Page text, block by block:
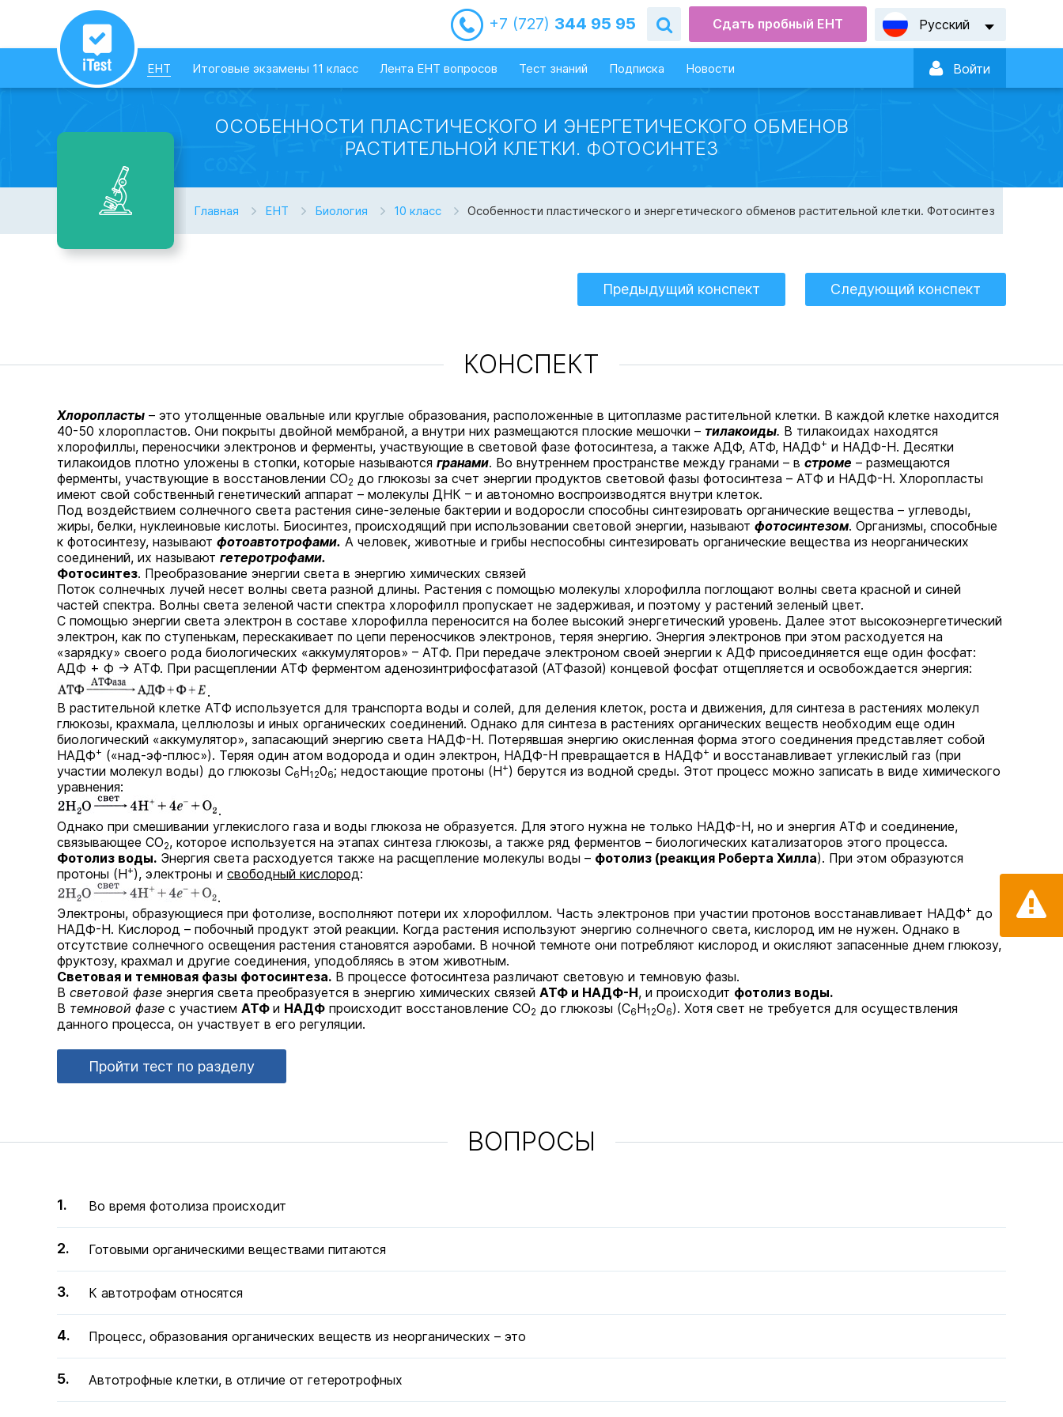
+7 (727) 344 95 95 Сдать пробный ЕНТ Русский
ЕНТ Итоговые экзамены 11 класс Лента ЕНТ вопросов Тест знаний Подписка Новости  Войти
ОСОБЕННОСТИ ПЛАСТИЧЕСКОГО И ЭНЕРГЕТИЧЕСКОГО ОБМЕНОВ
РАСТИТЕЛЬНОЙ КЛЕТКИ. ФОТОСИНТЕЗ
Главная ЕНТ Биология 10 класс Особенности пластического и энергетического обменов растительной клетки. Фотосинтез
Предыдущий конспект Следующий конспект
КОНСПЕКТ
Хлоропласты – это утолщенные овальные или круглые образования, расположенные в цитоплазме растительной клетки. В каждой клетке находится
40-50 хлоропластов. Они покрыты двойной мембраной, а внутри них размещаются плоские мешочки – тилакоиды. В тилакоидах находятся
хлорофиллы, переносчики электронов и ферменты, участвующие в световой фазе фотосинтеза, а также АДФ, АТФ, НАДФ+ и НАДФ-Н. Десятки
тилакоидов плотно уложены в стопки, которые называются гранами. Во внутреннем пространстве между гранами – в строме – размещаются
ферменты, участвующие в восстановлении СО2 до глюкозы за счет энергии продуктов световой фазы фотосинтеза – АТФ и НАДФ-Н. Хлоропласты
имеют свой собственный генетический аппарат – молекулы ДНК – и автономно воспроизводятся внутри клеток.
Под воздействием солнечного света растения сине-зеленые бактерии и водоросли способны синтезировать органические вещества – углеводы,
жиры, белки, нуклеиновые кислоты. Биосинтез, происходящий при использовании световой энергии, называют фотосинтезом. Организмы, способные
к фотосинтезу, называют фотоавтотрофами. А человек, животные и грибы неспособны синтезировать органические вещества из неорганических
соединений, их называют гетеротрофами.
Фотосинтез. Преобразование энергии света в энергию химических связей
Поток солнечных лучей несет волны света разной длины. Растения с помощью молекулы хлорофилла поглощают волны света красной и синей
частей спектра. Волны света зеленой части спектра хлорофилл пропускает не задерживая, и поэтому у растений зеленый цвет.
С помощью энергии света электрон в составе хлорофилла переносится на более высокий энергетический уровень. Далее этот высокоэнергетический
электрон, как по ступенькам, перескакивает по цепи переносчиков электронов, теряя энергию. Энергия электронов при этом расходуется на
«зарядку» своего рода биологических «аккумуляторов» – АТФ. При передаче электроном своей энергии к АДФ присоединяется еще один фосфат:
АДФ + Ф → АТФ. При расщеплении АТФ ферментом аденозинтрифосфатазой (АТФазой) концевой фосфат отщепляется и освобождается энергия:
.
В растительной клетке АТФ используется для транспорта воды и солей, для деления клеток, роста и движения, для синтеза в растениях молекул
глюкозы, крахмала, целлюлозы и иных органических соединений. Однако для синтеза в растениях органических веществ необходим еще один
биологический «аккумулятор», запасающий энергию света НАДФ-Н. Потерявшая энергию окисленная форма этого соединения представляет собой
НАДФ+ («над-эф-плюс»). Теряя один атом водорода и один электрон, НАДФ-Н превращается в НАДФ+ и восстанавливает углекислый газ (при
участии молекул воды) до глюкозы С6Н1206; недостающие протоны (Н+) берутся из водной среды. Этот процесс можно записать в виде химического
уравнения:
.
Однако при смешивании углекислого газа и воды глюкоза не образуется. Для этого нужна не только НАДФ-Н, но и энергия АТФ и соединение,
связывающее СО2, которое используется на этапах синтеза глюкозы, а также ряд ферментов – биологических катализаторов этого процесса.
Фотолиз воды. Энергия света расходуется также на расщепление молекулы воды – фотолиз (реакция Роберта Хилла). При этом образуются
протоны (Н+), электроны и свободный кислород:
.
Электроны, образующиеся при фотолизе, восполняют потери их хлорофиллом. Часть электронов при участии протонов восстанавливает НАДФ+ до
НАДФ-Н. Кислород – побочный продукт этой реакции. Когда растения используют энергию солнечного света, кислород им не нужен. Однако в
отсутствие солнечного освещения растения становятся аэробами. В ночной темноте они потребляют кислород и окисляют запасенные днем глюкозу,
фруктозу, крахмал и другие соединения, уподобляясь в этом животным.
Световая и темновая фазы фотосинтеза. В процессе фотосинтеза различают световую и темновую фазы.
В световой фазе энергия света преобразуется в энергию химических связей АТФ и НАДФ-Н, и происходит фотолиз воды.
В темновой фазе с участием АТФ и НАДФ происходит восстановление CO2 до глюкозы (C6H12O6). Хотя свет не требуется для осуществления
данного процесса, он участвует в его регуляции.
Пройти тест по разделу
ВОПРОСЫ
Во время фотолиза происходит
Готовыми органическими веществами питаются
К автотрофам относятся
Процесс, образования органических веществ из неорганических – это
Автотрофные клетки, в отличие от гетеротрофных